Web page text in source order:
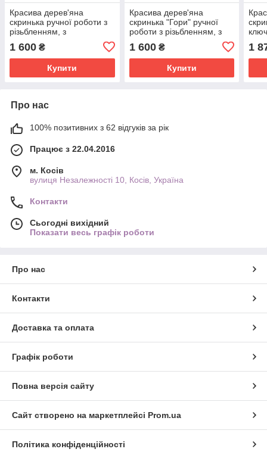
Красива дерев'яна
скринька ручної роботи з
різьбленням, з
21*11 см
1 600 ₴
Купити
Красива дерев'яна
скринька "Гори" ручної
роботи з різьбленням, з
21*11 см
1 600₴
Купити
1
Про нас
100% позитивних з 62 відгуків за рік
Працює з 22.04.2016
м. Косів
вулиця Незалежності 10, Косів, Україна
Контакти
Сьогодні вихідний
Показати весь графік роботи
Про нас
Контакти
Доставка та оплата
Графік роботи
Повна версія сайту
Сайт створено на маркетплейсі Prom.ua
Політика конфіденційності